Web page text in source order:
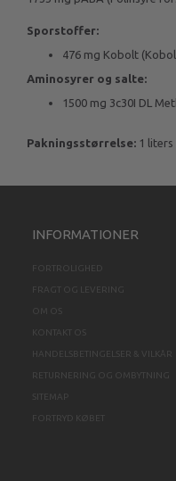
Sporstoffer:
476 mg Kobolt
Aminosyrer og salte:
1500 mg 3c30I DL
Pakningsstørrelse: 1
INFORMATIONER
FORTROLIGHED
FRAGT OG LEVERING
OM OS
KONTAKT OS
HANDELSBETINGELSER & VILKÅR
RETURNERING OG OMBYTNING
SITEMAP
FORTRYD KØBET